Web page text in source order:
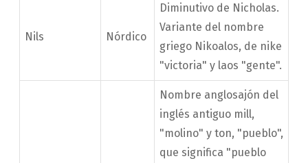
Nils Nórdico
Diminutivo de Nicholas.
Variante del nombre
griego Nikoalos, de nike
"victoria" y laos "gente".
Nombre anglosajón del
inglés antiguo mill,
"molino" y ton, "pueblo",
que significa "pueblo